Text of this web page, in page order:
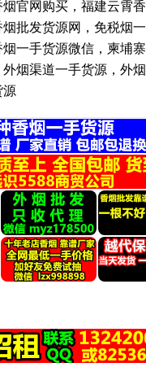
官网购买，福建云霄香
批发货源网，免税烟一
一手货源微信，柬埔寨
烟渠道一手货源，外烟
源